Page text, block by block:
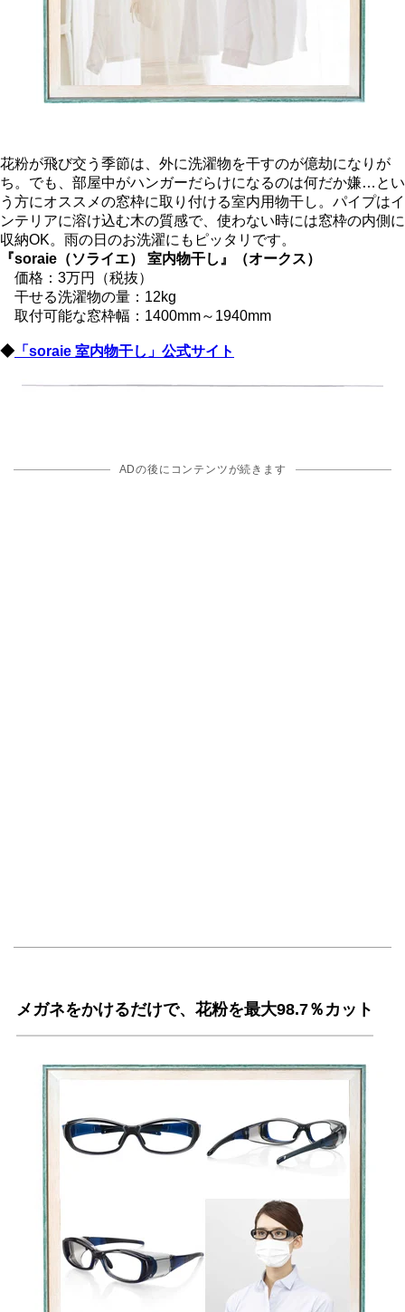
花粉が飛び交う季節は、外に洗濯物を干すのが億劫になりが
ち。でも、部屋中がハンガーだらけになるのは何だか嫌…とい
う方にオススメの窓枠に取り付ける室内用物干し。パイプはイ
ンテリアに溶け込む木の質感で、使わない時には窓枠の内側に
収納OK。雨の日のお洗濯にもピッタリです。
『soraie（ソライエ） 室内物干し』（オークス）
価格：3万円（税抜）
干せる洗濯物の量：12kg
取付可能な窓枠幅：1400mm～1940mm
◆ 「soraie 室内物干し」公式サイト
ADの後にコンテンツが続きます
メガネをかけるだけで、花粉を最大98.7％カット